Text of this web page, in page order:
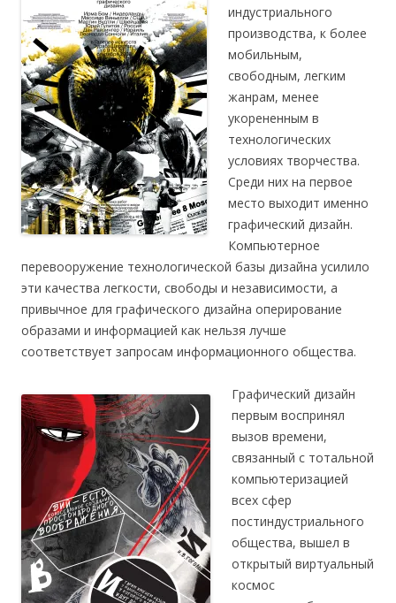
индустриального
производства, к более
мобильным,
свободным, легким
жанрам, менее
укорененным в
технологических
условиях творчества.
Среди них на первое
место выходит именно
графический дизайн.
Компьютерное
перевооружение технологической базы дизайна усилило
эти качества легкости, свободы и независимости, а
привычное для графического дизайна оперирование
образами и информацией как нельзя лучше
соответствует запросам информационного общества.
Графический дизайн
первым воспринял
вызов времени,
связанный с тотальной
компьютеризацией
всех сфер
постиндустриального
общества, вышел в
открытый виртуальный
космос